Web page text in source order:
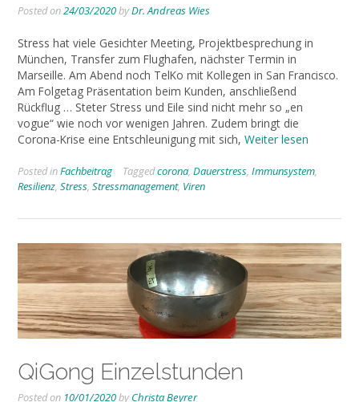
Posted on24/03/2020byDr. Andreas Wies
Stress hat viele Gesichter Meeting, Projektbesprechung in
München, Transfer zum Flughafen, nächster Termin in
Marseille. Am Abend noch TelKo mit Kollegen in San Francisco.
Am Folgetag Präsentation beim Kunden, anschließend
Rückflug … Steter Stress und Eile sind nicht mehr so „en
vogue“ wie noch vor wenigen Jahren. Zudem bringt die
Corona-Krise eine Entschleunigung mit sich, Weiter lesen
Posted inFachbeitrag Taggedcorona, Dauerstress, Immunsystem,
Resilienz, Stress, Stressmanagement, Viren
QiGong Einzelstunden
Posted on 10/01/2020by Christa Beyrer